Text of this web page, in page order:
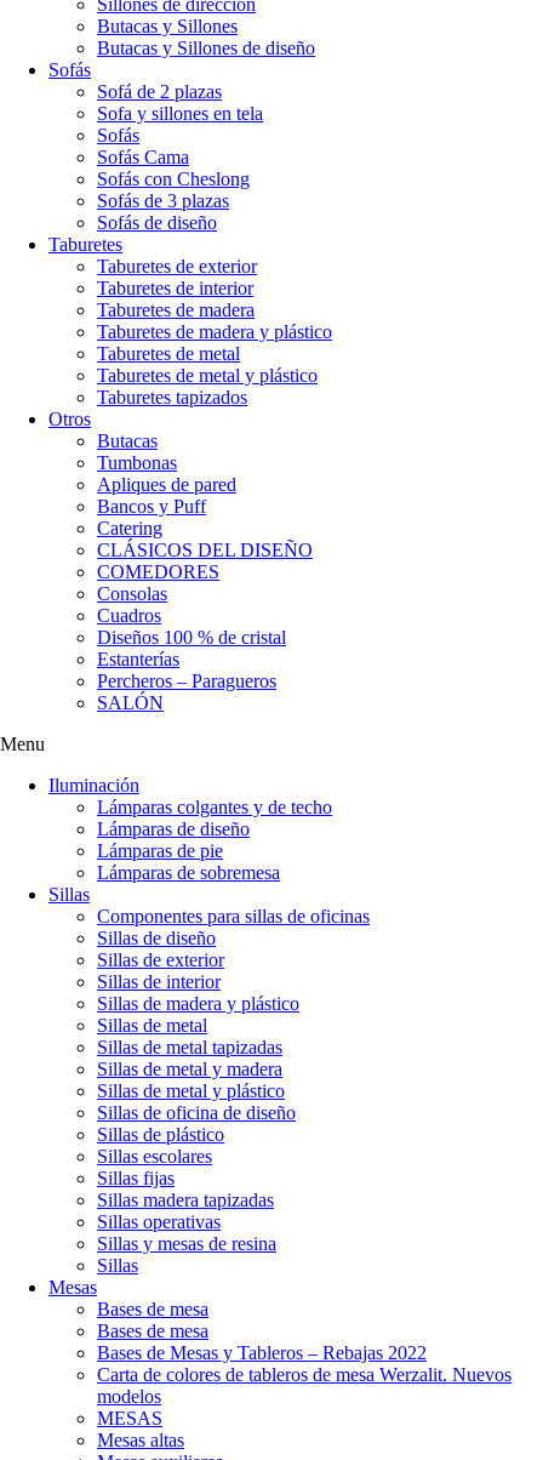
Sillones de dirección
Butacas y Sillones
Butacas y Sillones de diseño
Sofás
Sofá de 2 plazas
Sofa y sillones en tela
Sofás
Sofás Cama
Sofás con Cheslong
Sofás de 3 plazas
Sofás de diseño
Taburetes
Taburetes de exterior
Taburetes de interior
Taburetes de madera
Taburetes de madera y plástico
Taburetes de metal
Taburetes de metal y plástico
Taburetes tapizados
Otros
Butacas
Tumbonas
Apliques de pared
Bancos y Puff
Catering
CLÁSICOS DEL DISEÑO
COMEDORES
Consolas
Cuadros
Diseños 100 % de cristal
Estanterías
Percheros – Paragueros
SALÓN
Menu
Iluminación
Lámparas colgantes y de techo
Lámparas de diseño
Lámparas de pie
Lámparas de sobremesa
Sillas
Componentes para sillas de oficinas
Sillas de diseño
Sillas de exterior
Sillas de interior
Sillas de madera y plástico
Sillas de metal
Sillas de metal tapizadas
Sillas de metal y madera
Sillas de metal y plástico
Sillas de oficina de diseño
Sillas de plástico
Sillas escolares
Sillas fijas
Sillas madera tapizadas
Sillas operativas
Sillas y mesas de resina
Sillas
Mesas
Bases de mesa
Bases de mesa
Bases de Mesas y Tableros – Rebajas 2022
Carta de colores de tableros de mesa Werzalit. Nuevos
modelos
MESAS
Mesas altas